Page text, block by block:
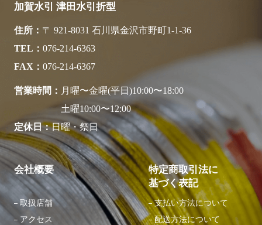
加賀水引 津田水引折型
住所
〒 921-8031 石川県金沢市野町1-1-36
TEL
076-214-6363
FAX
076-214-6367
営業時間
月曜〜金曜(平日)10:00〜18:00
土曜10:00〜12:00
定休日
日曜・祭日
会社概要
取扱店舗
アクセス
特定商取引法に
基づく表記
⽀払い⽅法について
配送⽅法について